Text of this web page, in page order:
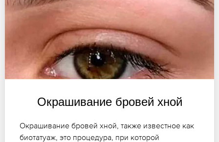
Окрашивание бровей хной
Окрашивание бровей хной, также известное как
биотатуаж, это процедура, при которой